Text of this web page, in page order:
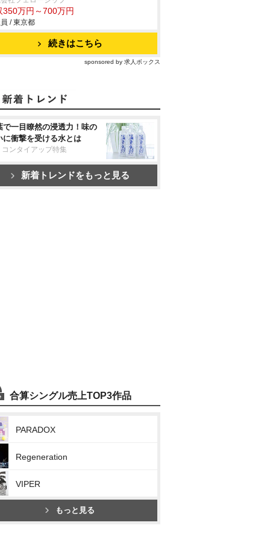
350万円～700万円
/ 東京都
続きはこちら
sponsored by 求人ボックス
で一目瞭然の浸透力！味の
に衝撃を受ける水とは
コンタイアップ特集
新着トレンドをもっと見る
合算シングル売上TOP3作品
PARADOX
Regeneration
VIPER
もっと見る